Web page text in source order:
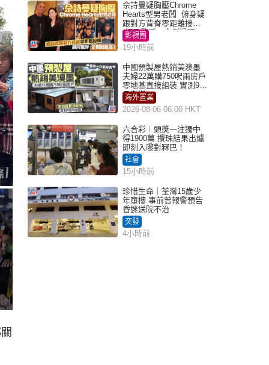
佘詩曼疑胸壓Chrome
Hearts型男老闆 俯身疑
跟對方背脊零距離接觸
網民驚呼：企側邊唔
得？
影視圈
19小時前
中國預製屋熱銷美澳墨
夫婦22萬購750呎兩房戶
零地基直接組裝 實測9個
月激讚
海外置業
2026-08-06 06:00 HKT
六合彩︱頭獎一注獨中
得1900萬 攪珠結果出爐
即刻入嚟對冧巴！
社會
15小時前
珍惜生命｜荃灣15歲少
年墮樓 事前曾報警預告
昏迷送院不治
突發
4小時前